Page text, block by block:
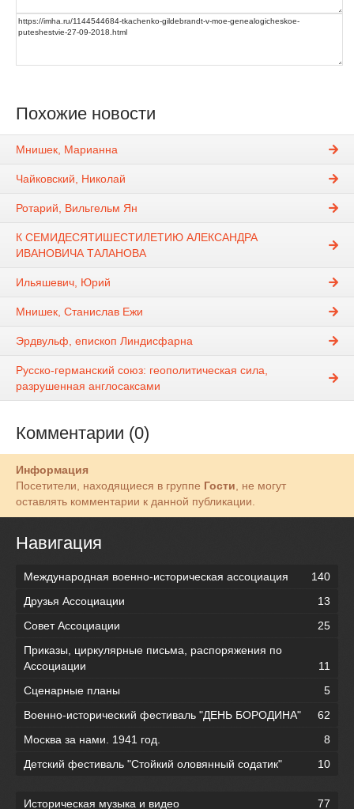
Похожие новости
Мнишек, Марианна
Чайковский, Николай
Ротарий, Вильгельм Ян
К СЕМИДЕСЯТИШЕСТИЛЕТИЮ АЛЕКСАНДРА
ИВАНОВИЧА ТАЛАНОВА
Ильяшевич, Юрий
Мнишек, Станислав Ежи
Эрдвульф, епископ Линдисфарна
Русско-германский союз: геополитическая сила,
разрушенная англосаксами
Комментарии (0)
Информация
Посетители, находящиеся в группе Гости, не могут
оставлять комментарии к данной публикации.
Навигация
Международная военно-историческая ассоциация
140
Друзья Ассоциации
13
Совет Ассоциации
25
Приказы, циркулярные письма, распоряжения по
Ассоциации
11
Сценарные планы
5
Военно-исторический фестиваль "ДЕНЬ БОРОДИНА"
62
Москва за нами. 1941 год.
8
Детский фестиваль "Стойкий оловянный содатик"
10
Историческая музыка и видео 77